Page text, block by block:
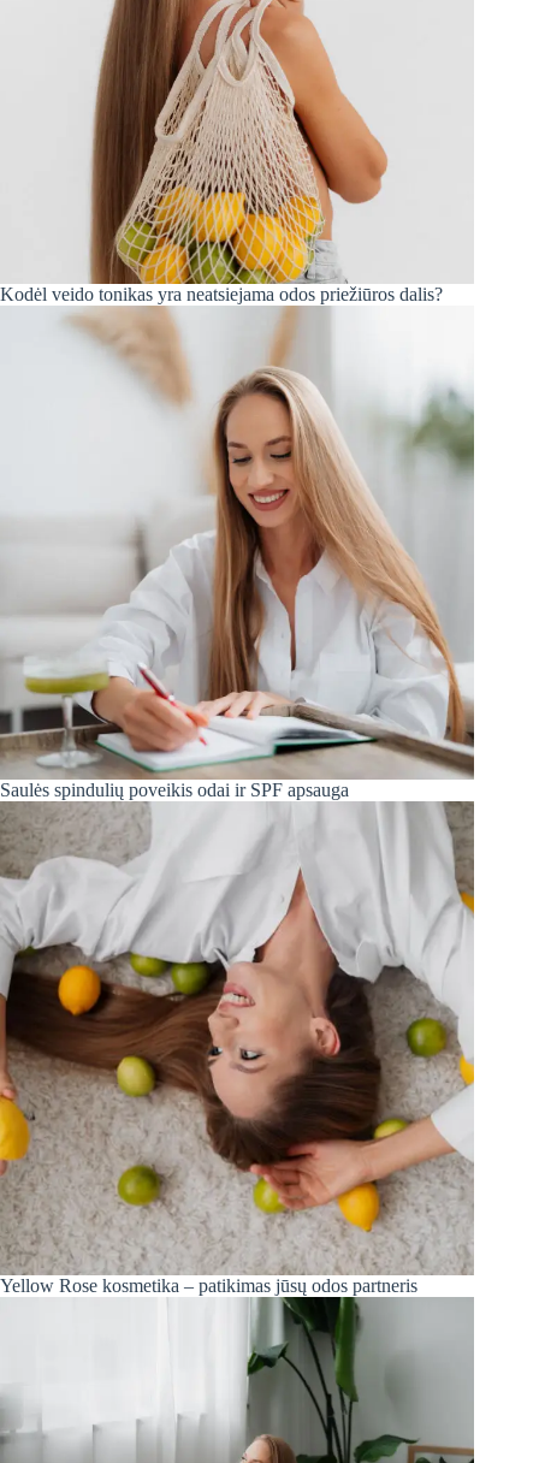
Kodėl veido tonikas yra neatsiejama odos priežiūros dalis?
Saulės spindulių poveikis odai ir SPF apsauga
Yellow Rose kosmetika – patikimas jūsų odos partneris